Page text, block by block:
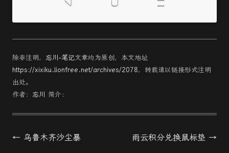
除非注明， 忘川-笔记文章均为原创，本文地址
https://xixiku.lionfree.net/archives/2078，转载请以链接形式注明
出处。
作者： 忘川 简介：
文
← 乌鲁木齐沙尘暴 雨云积分兑换鼠标垫 →